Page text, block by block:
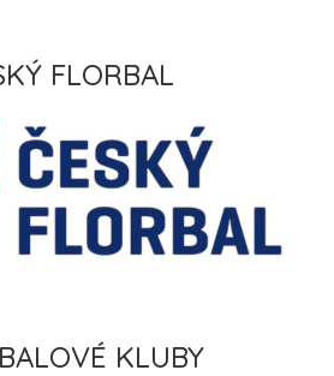
FLORBAL
KLUBY